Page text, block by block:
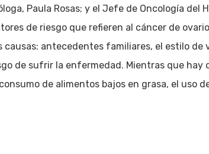
Paula Rosas; y el Jefe de Oncología del
de riesgo que refieren al cáncer de
antecedentes familiares, el estilo de
de sufrir la enfermedad. Mientras que hay
de alimentos bajos en grasa, el uso